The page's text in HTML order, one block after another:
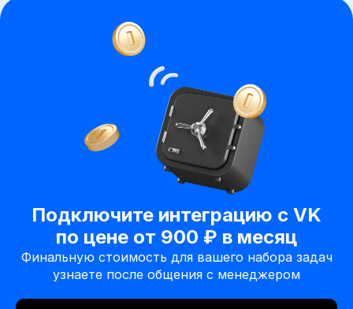
Подключите интеграцию с VK
по цене от 900 ₽ в месяц
Финальную стоимость для вашего набора задач
узнаете после общения с менеджером